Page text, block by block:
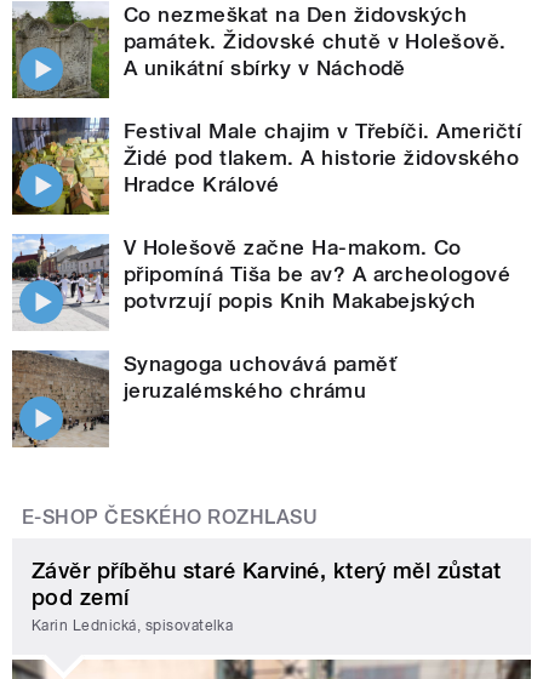
Co nezmeškat na Den židovských
památek. Židovské chutě v Holešově.
A unikátní sbírky v Náchodě
Festival Male chajim v Třebíči. Američtí
Židé pod tlakem. A historie židovského
Hradce Králové
V Holešově začne Ha-makom. Co
připomíná Tiša be av? A archeologové
potvrzují popis Knih Makabejských
Synagoga uchovává paměť
jeruzalémského chrámu
E-SHOP ČESKÉHO ROZHLASU
Závěr příběhu staré Karviné, který měl zůstat
pod zemí
Karin Lednická, spisovatelka